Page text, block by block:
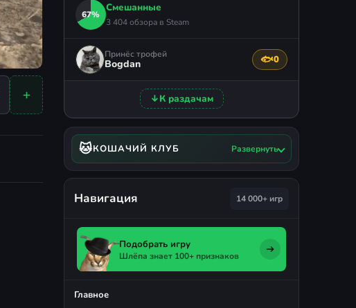
67%
Смешанные
3 404 обзора в Steam
Принёс трофей
Bogdan 🐟0
Поблагодарить
↓К раздачам
🐱КОШАЧИЙ КЛУБ Развернуть
Навигация 14 000+ игр
Подобрать игру
Шлёпа знает 100+ признаков
Главное